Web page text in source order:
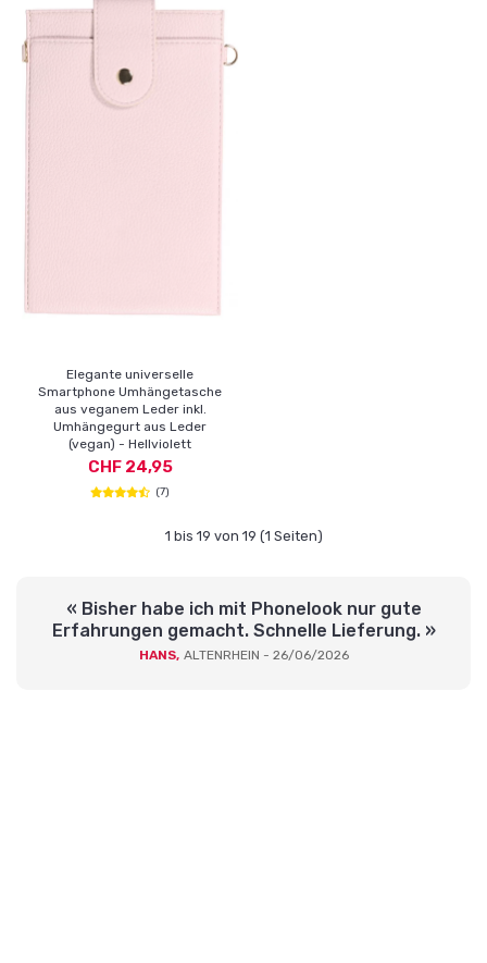
Elegante universelle
Smartphone Umhängetasche
aus veganem Leder inkl.
Umhängegurt aus Leder
(vegan) - Hellviolett
CHF 24,95
(7)
1 bis 19 von 19 (1 Seiten)
« Bisher habe ich mit Phonelook nur gute
Erfahrungen gemacht. Schnelle Lieferung. »
HANS, ALTENRHEIN - 26/06/2026